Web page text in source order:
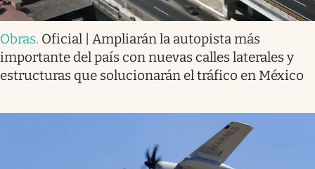
Obras. Oficial | Ampliarán la autopista más
importante del país con nuevas calles laterales y
estructuras que solucionarán el tráfico en México